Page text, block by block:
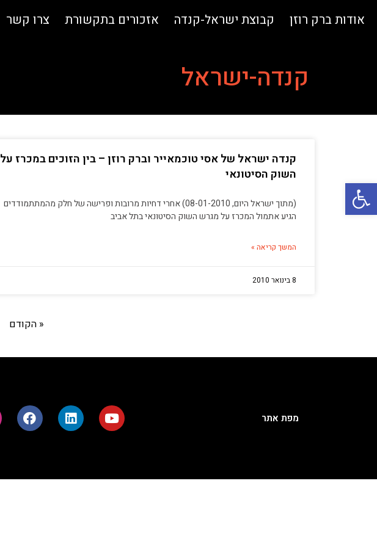
פתח סרגל נגישות
אודות ברק רוזן קבוצת ישראל-קנדה אזכורים בתקשורת צרו קשר
קנדה-ישראל
קנדה ישראל של אסי טוכמאייר וברק רוזן – בין הזוכים במכרז על
השוק הסיטונאי
(מתוך ישראל היום, 08-01-2010) אחרי דחיות מרובות ופרישה של חלק מהמתתמודדים
הגיע אתמול המכרז על מגרש השוק הסיטונאי בתל אביב
המשך קריאה »
8 בינואר 2010
« הקודם
מפת אתר